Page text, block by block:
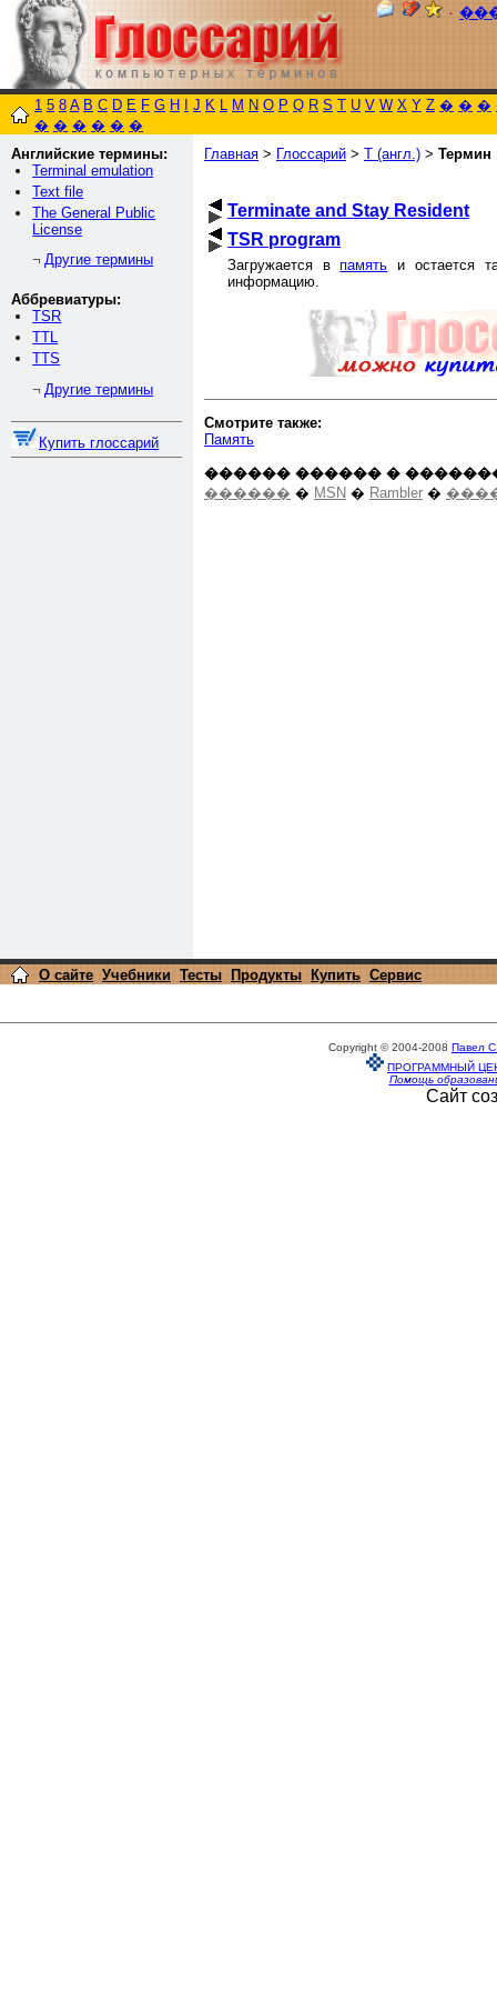
٠
1 5 8 A B C D E F G H J K L M N O P Q R S T U V W X Y Z � � �
� � � � � �
Английские термины:
Terminal emulation
Text file
The General Public
License
¬ Другие термины
Аббревиатуры:
TSR
TTL
TTS
¬ Другие термины
Купить глоссарий
Главная > Глоссарий > T (англ.) > Термин
Terminate and Stay Resident
TSR program
Загружается впамять и остается
информацию.
Смотрите также:
Память
������ ������ �
������ � MSN � Rambler �
О сайте Учебники Тесты Продукты Купить Сервис
Copyright © 2004-2008 Павел
ПРОГРАММНЫЙ
Помощь
Сайт